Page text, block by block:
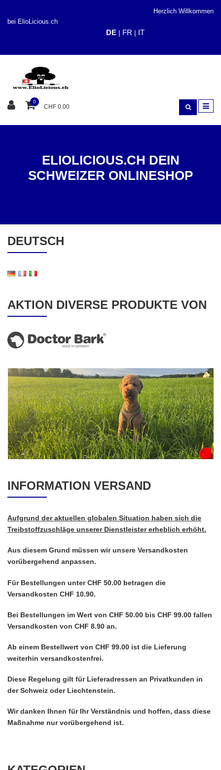
Herzlich Willkommen
bei ElioLicious.ch
DE | FR | IT
0
CHF 0.00
ELIOLICIOUS.CH DEIN
SCHWEIZER ONLINESHOP
DEUTSCH
AKTION DIVERSE PRODUKTE VON
INFORMATION VERSAND
Aufgrund der aktuellen globalen Situation haben sich die
Treibstoffzuschläge unserer Dienstleister erheblich erhöht.
Aus diesem Grund müssen wir unsere Versandkosten
vorübergehend anpassen.
Für Bestellungen unter CHF 50.00 betragen die
Versandkosten CHF 10.90.
Bei Bestellungen im Wert von CHF 50.00 bis CHF 99.00 fallen
Versandkosten von CHF 8.90 an.
Ab einem Bestellwert von CHF 99.00 ist die Lieferung
weiterhin versandkostenfrei.
Diese Regelung gilt für Lieferadressen an Privatkunden in
der Schweiz oder Liechtenstein.
Wir danken Ihnen für Ihr Verständnis und hoffen, dass diese
Maßnahme nur vorübergehend ist.